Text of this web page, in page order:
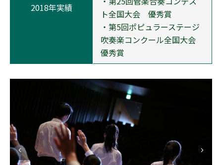
2018年実績
ト全国大会 優秀賞
・第5回ポピュラーステージ
吹奏楽コンクール全国大会
優秀賞